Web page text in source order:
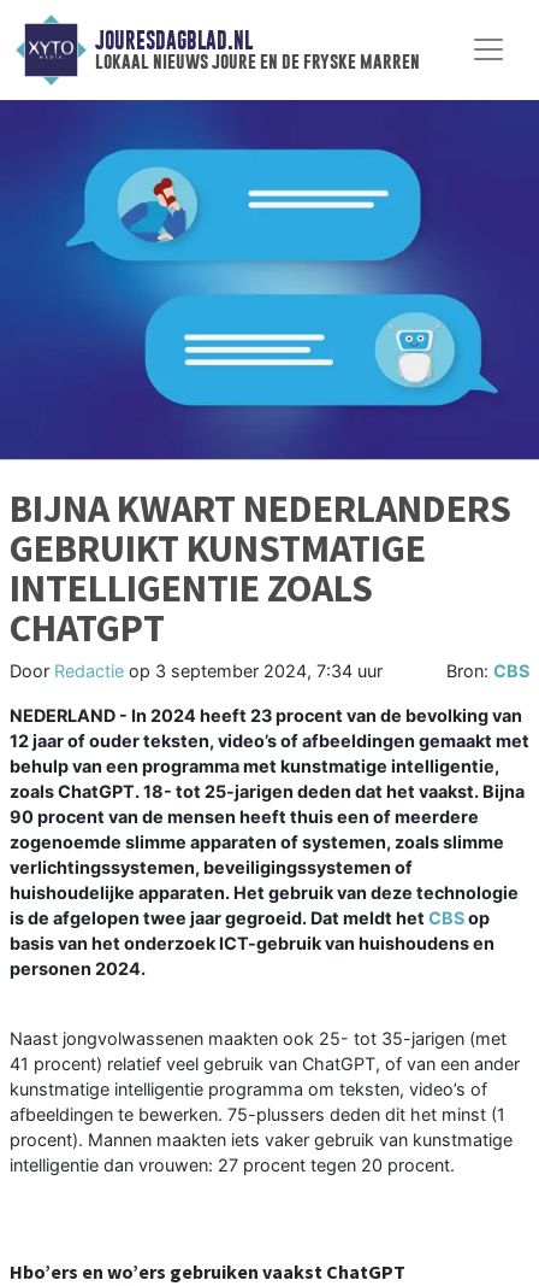
JOURESDAGBLAD.NL
lokaal nieuws joure en de fryske marren
BIJNA KWART NEDERLANDERS
GEBRUIKT KUNSTMATIGE
INTELLIGENTIE ZOALS
CHATGPT
Door Redactie op 3 september 2024, 7:34 uur Bron: CBS
NEDERLAND - In 2024 heeft 23 procent van de bevolking van
12 jaar of ouder teksten, video’s of afbeeldingen gemaakt met
behulp van een programma met kunstmatige intelligentie,
zoals ChatGPT. 18- tot 25-jarigen deden dat het vaakst. Bijna
90 procent van de mensen heeft thuis een of meerdere
zogenoemde slimme apparaten of systemen, zoals slimme
verlichtingssystemen, beveiligingssystemen of
huishoudelijke apparaten. Het gebruik van deze technologie
is de afgelopen twee jaar gegroeid. Dat meldt het CBSop
basis van het onderzoek ICT-gebruik van huishoudens en
personen 2024.
Naast jongvolwassenen maakten ook 25- tot 35-jarigen (met
41 procent) relatief veel gebruik van ChatGPT, of van een ander
kunstmatige intelligentie programma om teksten, video’s of
afbeeldingen te bewerken. 75-plussers deden dit het minst (1
procent). Mannen maakten iets vaker gebruik van kunstmatige
intelligentie dan vrouwen: 27 procent tegen 20 procent.
Hbo’ers en wo’ers gebruiken vaakst ChatGPT